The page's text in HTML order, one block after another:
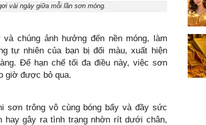
vài ngày giữa mỗi lần sơn móng.
chúng ảnh hưởng đến nền móng, làm
tự nhiên của bạn bị đổi màu, xuất hiện
Để hạn chế tối đa điều này, việc sơn
giờ được bỏ qua.
sơn trông vô cùng bóng bẩy và đầy sức
hay gây ra tình trạng nhờn rít dưới chân,